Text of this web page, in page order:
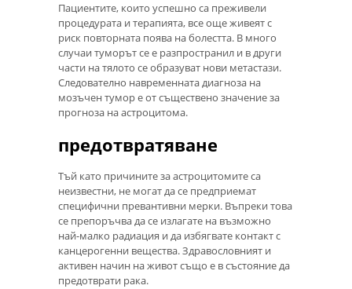
Пациентите, които успешно са преживели
процедурата и терапията, все още живеят с
риск повторната поява на болестта. В много
случаи туморът се е разпространил и в други
части на тялото се образуват нови метастази.
Следователно навременната диагноза на
мозъчен тумор е от съществено значение за
прогноза на астроцитома.
предотвратяване
Тъй като причините за астроцитомите са
неизвестни, не могат да се предприемат
специфични превантивни мерки. Въпреки това
се препоръчва да се излагате на възможно
най-малко радиация и да избягвате контакт с
канцерогенни вещества. Здравословният и
активен начин на живот също е в състояние да
предотврати рака.